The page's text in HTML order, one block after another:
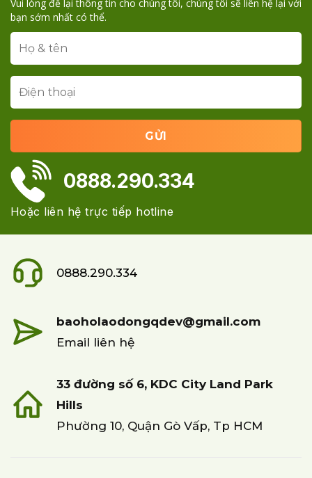
Vui lòng để lại thông tin cho chúng tôi, chúng tôi sẽ liên hệ lại với
bạn sớm nhất có thể.
0888.290.334
Hoặc liên hệ trực tiếp hotline
0888.290.334
baoholaodongqdev@gmail.com
Email liên hệ
33 đường số 6, KDC City Land Park
Hills
Phường 10, Quận Gò Vấp, Tp HCM